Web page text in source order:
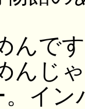
んで
んじ
。イ